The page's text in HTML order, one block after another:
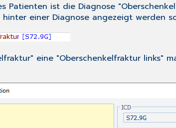
Patienten ist die Diagnose
einer Diagnose angezeigt werden
eine "Oberschenkelfraktur links"